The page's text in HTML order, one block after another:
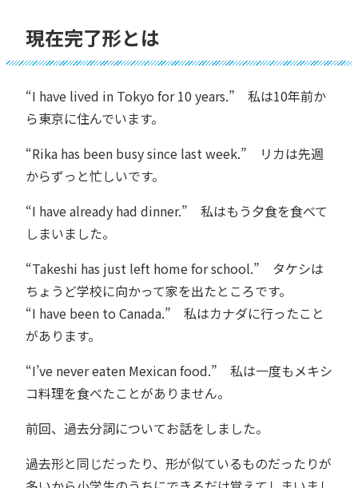
現在完了形とは
“I have lived in Tokyo for 10 years.” 私は10年前か
ら東京に住んでいます。
“Rika has been busy since last week.” リカは先週
からずっと忙しいです。
“I have already had dinner.” 私はもう夕食を食べて
しまいました。
“Takeshi has just left home for school.” タケシは
ちょうど学校に向かって家を出たところです。
“I have been to Canada.” 私はカナダに行ったこと
があります。
“I’ve never eaten Mexican food.” 私は一度もメキシ
コ料理を食べたことがありません。
前回、過去分詞についてお話をしました。
過去形と同じだったり、形が似ているものだったりが